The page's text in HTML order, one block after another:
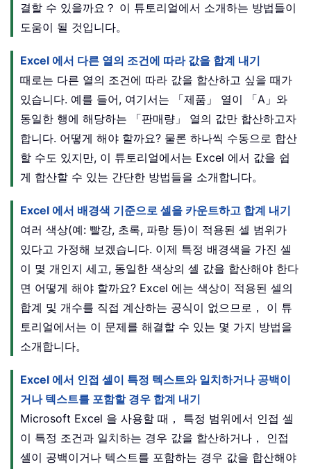
결할 수 있을까요？ 이 튜토리얼에서 소개하는 방법들이
도움이 될 것입니다。
Excel 에서 다른 열의 조건에 따라 값을 합계 내기
때로는 다른 열의 조건에 따라 값을 합산하고 싶을 때가
있습니다. 예를 들어, 여기서는 「제품」 열이 「A」와
동일한 행에 해당하는 「판매량」 열의 값만 합산하고자
합니다. 어떻게 해야 할까요? 물론 하나씩 수동으로 합산
할 수도 있지만, 이 튜토리얼에서는 Excel 에서 값을 쉽
게 합산할 수 있는 간단한 방법들을 소개합니다。
Excel 에서 배경색 기준으로 셀을 카운트하고 합계 내기
여러 색상(예: 빨강, 초록, 파랑 등)이 적용된 셀 범위가
있다고 가정해 보겠습니다. 이제 특정 배경색을 가진 셀
이 몇 개인지 세고, 동일한 색상의 셀 값을 합산해야 한다
면 어떻게 해야 할까요? Excel 에는 색상이 적용된 셀의
합계 및 개수를 직접 계산하는 공식이 없으므로， 이 튜
토리얼에서는 이 문제를 해결할 수 있는 몇 가지 방법을
소개합니다。
Excel 에서 인접 셀이 특정 텍스트와 일치하거나 공백이
거나 텍스트를 포함할 경우 합계 내기
Microsoft Excel 을 사용할 때， 특정 범위에서 인접 셀
이 특정 조건과 일치하는 경우 값을 합산하거나， 인접
셀이 공백이거나 텍스트를 포함하는 경우 값을 합산해야